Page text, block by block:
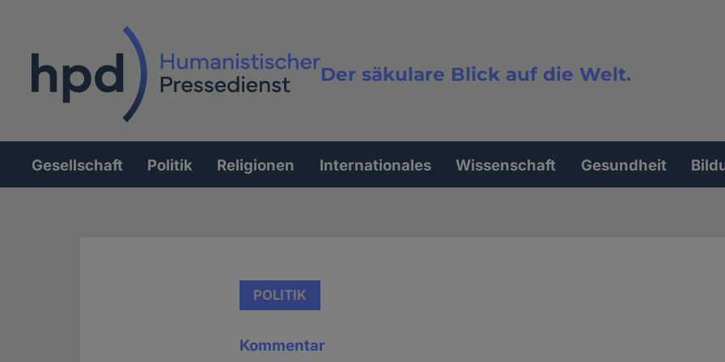
Der säkulare Blick auf die Welt.
Volltextsuche
Hauptnavigation
Gesellschaft Politik Religionen Internationales Wissenschaft Gesundheit
POLITIK
Kommentar